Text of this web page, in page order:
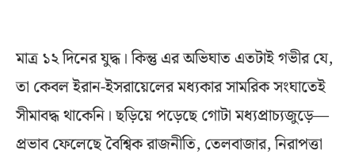
মাত্র ১২ দিনের যুদ্ধ। কিন্তু এর অভিঘাত এতটাই গভীর যে,
তা কেবল ইরান-ইসরায়েলের মধ্যকার সামরিক সংঘাতেই
সীমাবদ্ধ থাকেনি। ছড়িয়ে পড়েছে গোটা মধ্যপ্রাচ্যজুড়ে—
প্রভাব ফেলেছে বৈশ্বিক রাজনীতি, তেলবাজার, নিরাপত্তা